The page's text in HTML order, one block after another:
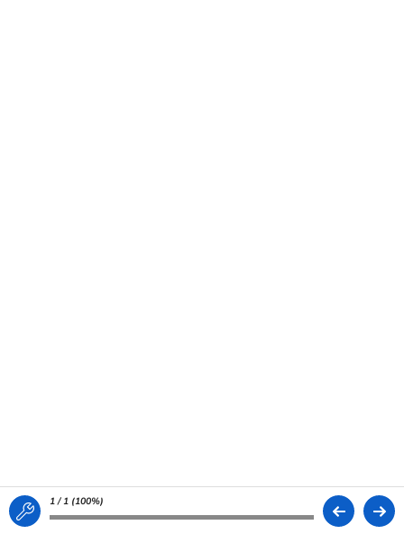
1 / 1 (100%)